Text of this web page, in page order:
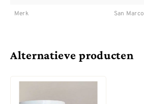
Merk San Marco
Alternatieve producten